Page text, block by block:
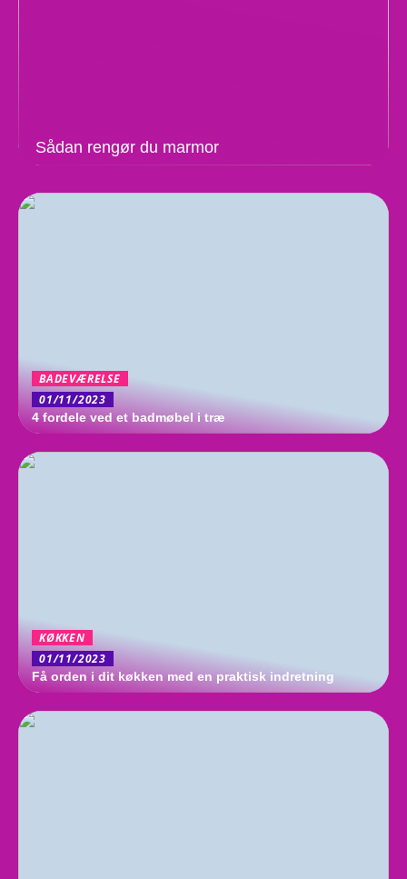
Sådan rengør du marmor
BADEVÆRELSE
01/11/2023
4 fordele ved et badmøbel i træ
KØKKEN
01/11/2023
Få orden i dit køkken med en praktisk indretning